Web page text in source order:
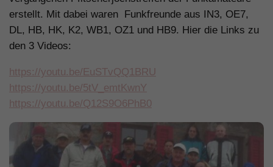
erstellt. Mit dabei waren Funkfreunde aus IN3, OE7,
DL, HB, HK, K2, WB1, OZ1 und HB9. Hier die Links zu
den 3 Videos:
https://youtu.be/EuSTvQQ1BRU
https://youtu.be/5tV_emtKwnY
https://youtu.be/Q12S9O6PhB0